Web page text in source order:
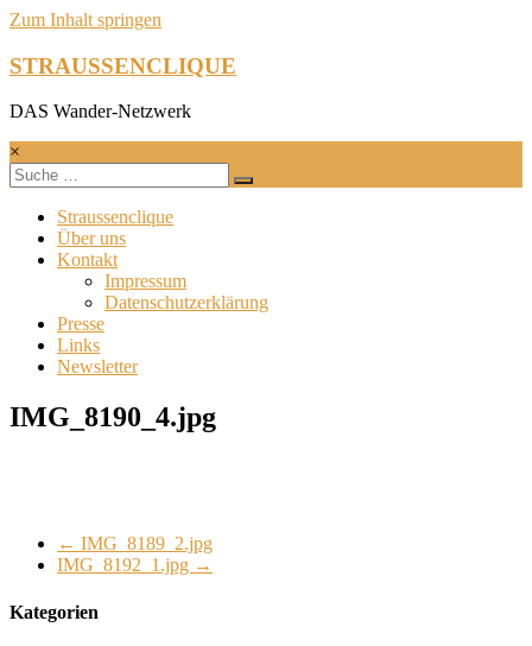
Zum Inhalt springen
STRAUSSENCLIQUE
DAS Wander-Netzwerk
×
Straussenclique
Über uns
Kontakt
Impressum
Datenschutzerklärung
Presse
Links
Newsletter
IMG_8190_4.jpg
← IMG_8189_2.jpg
IMG_8192_1.jpg →
Kategorien